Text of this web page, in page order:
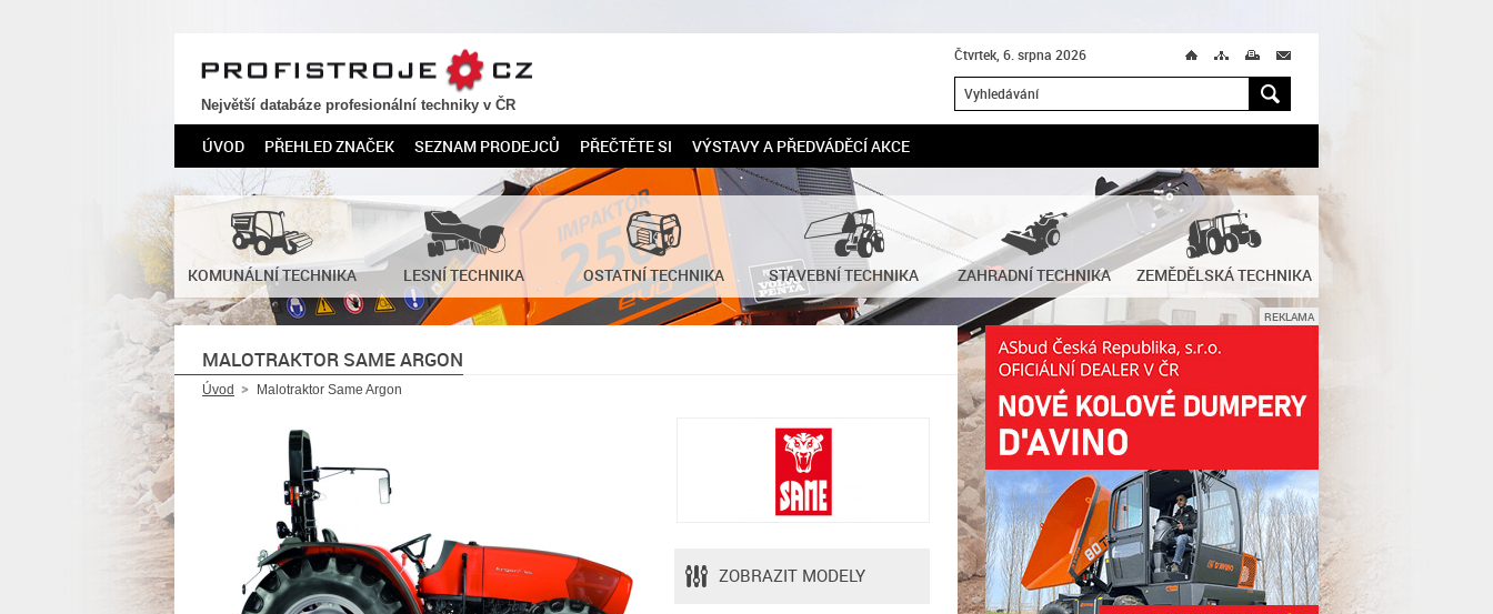
PROFISTROJE.CZ
Největší databáze profesionální techniky v ČR
Čtvrtek, 6. srpna 2026 Ú M T M
H
ÚVOD PŘEHLED ZNAČEK SEZNAM PRODEJCŮ PŘEČTĚTE SI VÝSTAVY A PŘEDVÁDĚCÍ AKCE
KOMUNÁLNÍ TECHNIKA LESNÍ TECHNIKA OSTATNÍ TECHNIKA STAVEBNÍ TECHNIKA ZAHRADNÍ TECHNIKA ZEMĚDĚLSKÁ TECHNIKA
MALOTRAKTOR SAME ARGON
Úvod Malotraktor Same Argon
ZOBRAZIT MODELY
REKLAMA